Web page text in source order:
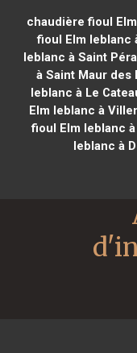
chaudière fioul
fioul Elm leblanc
leblanc à Saint
à Saint Maur des
leblanc à Le
Elm leblanc à
fioul Elm leblanc
leblanc à